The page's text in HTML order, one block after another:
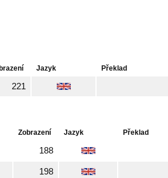
Jazyk Překlad
221
Zobrazení Jazyk Překlad
188
198